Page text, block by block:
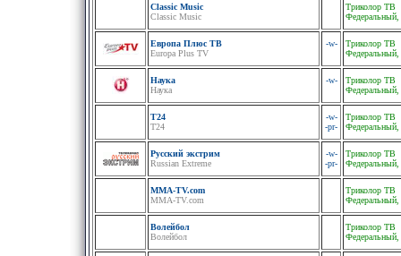
Classic Music
Classic Music
Триколор ТВ
Федеральный,
Европа Плюс ТВ
Europa Plus TV
-w-
Триколор ТВ
Федеральный,
Наука
Наука
-w-
Триколор ТВ
Федеральный,
Т24
Т24
-w-
-pr-
Триколор ТВ
Федеральный,
Русский экстрим
Russian Extreme
-w-
-pr-
Триколор ТВ
Федеральный,
MMA-TV.com
MMA-TV.com
Триколор ТВ
Федеральный,
Волейбол
Волейбол
Триколор ТВ
Федеральный,